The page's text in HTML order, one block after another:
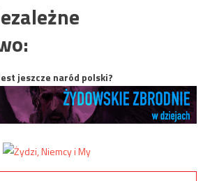
jeszcze naród polski?